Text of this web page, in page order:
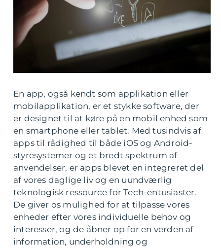
En app, også kendt som applikation eller
mobilapplikation, er et stykke software, der
er designet til at køre på en mobil enhed som
en smartphone eller tablet. Med tusindvis af
apps til rådighed til både iOS og Android-
styresystemer og et bredt spektrum af
anvendelser, er apps blevet en integreret del
af vores daglige liv og en uundværlig
teknologisk ressource for Tech-entusiaster.
De giver os mulighed for at tilpasse vores
enheder efter vores individuelle behov og
interesser, og de åbner op for en verden af
information, underholdning og